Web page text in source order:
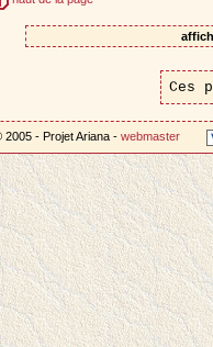
Ces
2005 - Projet Ariana -webmaster